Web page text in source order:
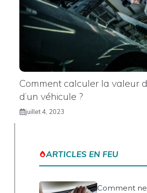
Comment calculer la valeur
d’un véhicule ?
juillet 4, 2023
ARTICLES EN FEU
Comment